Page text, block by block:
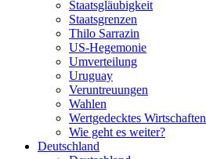
Staatsgläubigkeit
Staatsgrenzen
Thilo Sarrazin
US-Hegemonie
Umverteilung
Uruguay
Veruntreuungen
Wahlen
Wertgedecktes Wirtschaften
Wie geht es weiter?
Deutschland